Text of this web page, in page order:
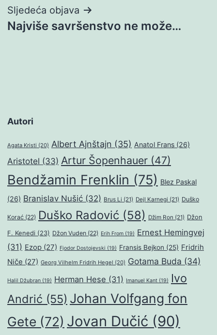
Sljedeća objava
Najviše savršenstvo ne može…
Autori
Agata Kristi (20) Albert Ajnštajn (35) Anatol Frans (26)
Aristotel (33) Artur Šopenhauer (47)
Bendžamin Frenklin (75) Blez Paskal
(26) Branislav Nušić (32) Brus Li (21) Dejl Karnegi (21) Duško
Korać (22) Duško Radović (58) Džim Ron (21) Džon
F. Kenedi (23) Džon Vuden (22) Erih From (19) Ernest Hemingvej
(31) Ezop (27) Fjodor Dostojevski (19) Fransis Bejkon (25) Fridrih
Niče (27) Georg Vilhelm Fridrih Hegel (20) Gotama Buda (34)
Halil Džubran (19) Herman Hese (31) Imanuel Kant (19)
Ivo
Andrić (55) Johan Volfgang fon
Gete (72) Jovan Dučić (90)